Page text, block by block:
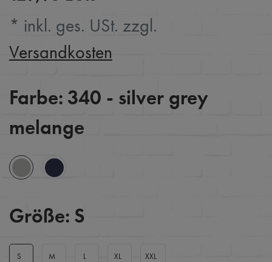
* inkl. ges. USt. zzgl.
Versandkosten
Farbe: 340 - silver grey
melange
Größe: S
S M L XL XXL